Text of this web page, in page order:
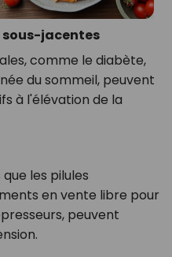
sous-jacentes
comme le diabète,
du sommeil, peuvent
à l'élévation de la
les pilules
en vente libre pour
peuvent